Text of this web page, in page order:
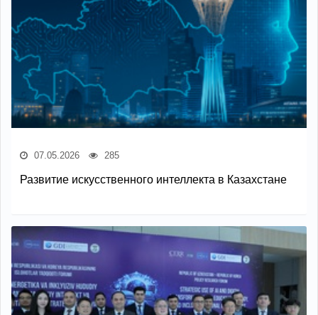
07.05.2026 285
Развитие искусственного интеллекта в Казахстане